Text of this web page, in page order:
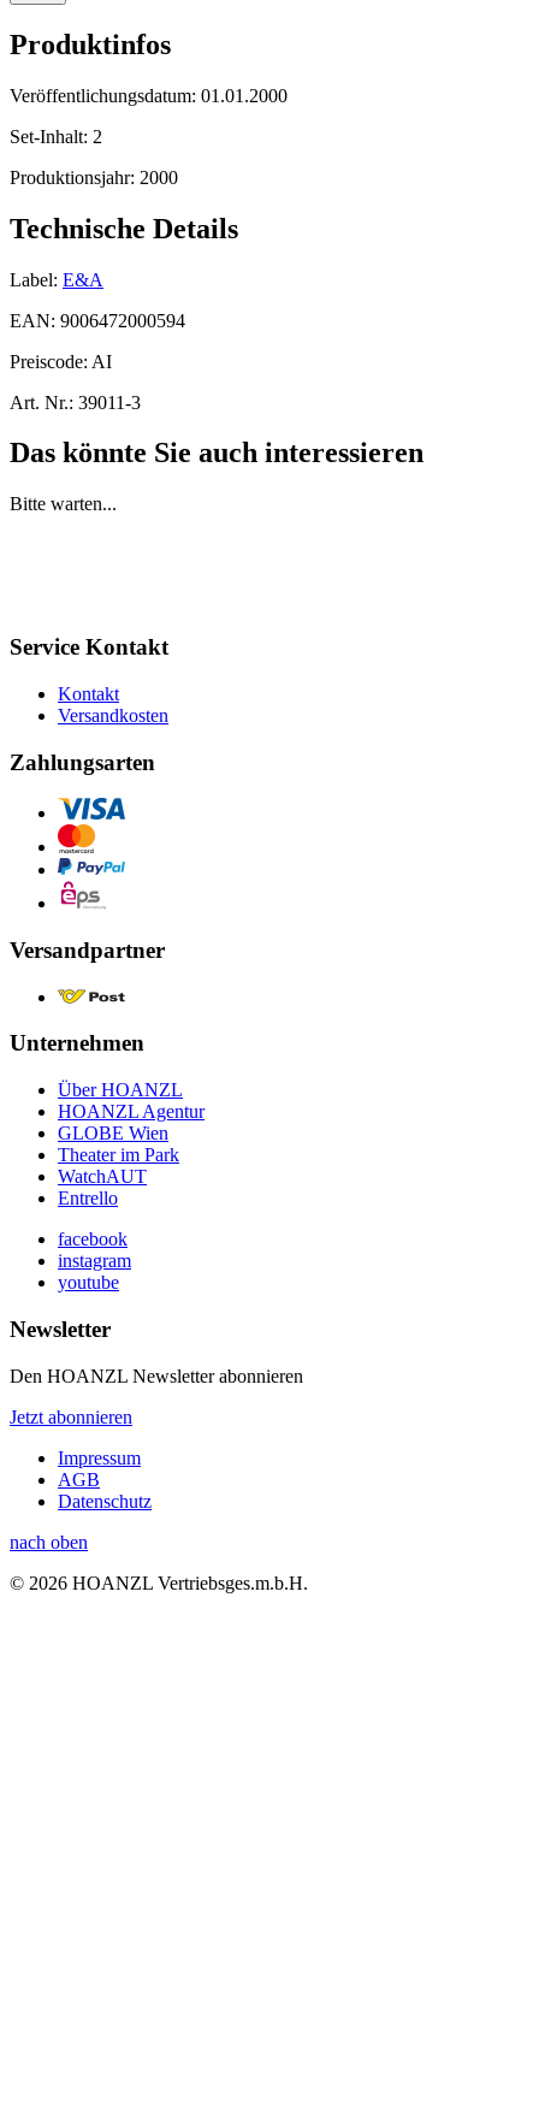
Produktinfos
Veröffentlichungsdatum: 01.01.2000
Set-Inhalt: 2
Produktionsjahr: 2000
Technische Details
Label: E&A
EAN: 9006472000594
Preiscode: AI
Art. Nr.: 39011-3
Das könnte Sie auch interessieren
Bitte warten...
Service Kontakt
Kontakt
Versandkosten
Zahlungsarten
Versandpartner
Unternehmen
Über HOANZL
HOANZL Agentur
GLOBE Wien
Theater im Park
WatchAUT
Entrello
facebook
instagram
youtube
Newsletter
Den HOANZL Newsletter abonnieren
Jetzt abonnieren
Impressum
AGB
Datenschutz
nach oben
© 2026 HOANZL Vertriebsges.m.b.H.